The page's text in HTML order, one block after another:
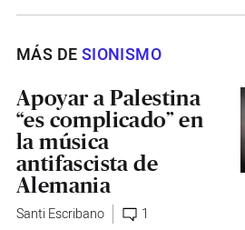
MÁS DESIONISMO
Apoyar a Palestina
“es complicado” en
la música
antifascista de
Alemania
Santi Escribano 1